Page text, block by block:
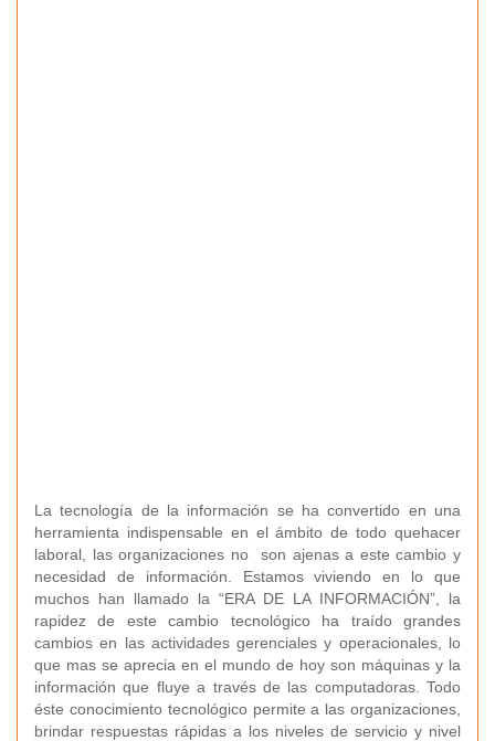
La tecnología de la información se ha convertido en una
herramienta indispensable en el ámbito de todo quehacer
laboral, las organizaciones no son ajenas a este cambio y
necesidad de información. Estamos viviendo en lo que
muchos han llamado la “ERA DE LA INFORMACIÓN”, la
rapidez de este cambio tecnológico ha traído grandes
cambios en las actividades gerenciales y operacionales, lo
que mas se aprecia en el mundo de hoy son máquinas y la
información que fluye a través de las computadoras. Todo
éste conocimiento tecnológico permite a las organizaciones,
brindar respuestas rápidas a los niveles de servicio y nivel